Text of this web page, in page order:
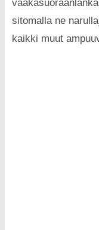
sitomalla ne
kaikki muut